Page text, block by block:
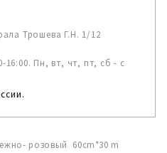
Трошева Г.Н. 1/12
16:00. Пн, вт, чт, пт, сб - с
розовый 60cm*30 m